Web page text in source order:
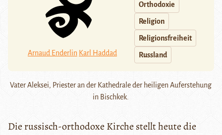
Arnaud Enderlin Karl Haddad
Orthodoxie
Religion
Religionsfreiheit
Russland
Vater Aleksei, Priester an der Kathedrale der heiligen Auferstehung
in Bischkek.
Die russisch-orthodoxe Kirche stellt heute die